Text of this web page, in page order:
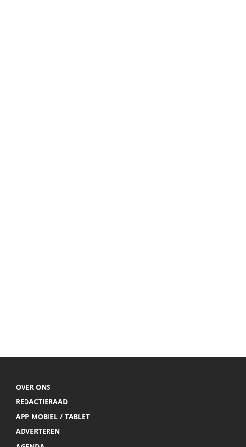
OVER ONS
REDACTIERAAD
APP MOBIEL / TABLET
ADVERTEREN